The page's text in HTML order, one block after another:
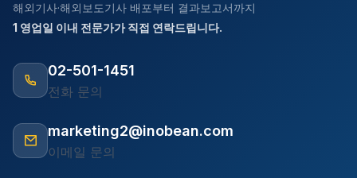
해외기사·해외보도기사 배포부터 결과보고서까지
1 영업일 이내 전문가가 직접 연락드립니다.
02-501-1451
전화 문의
marketing2@inobean.com
이메일 문의